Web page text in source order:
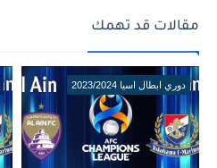
مقالات قد تهمك
دوري ابطال اسيا 2023/2024